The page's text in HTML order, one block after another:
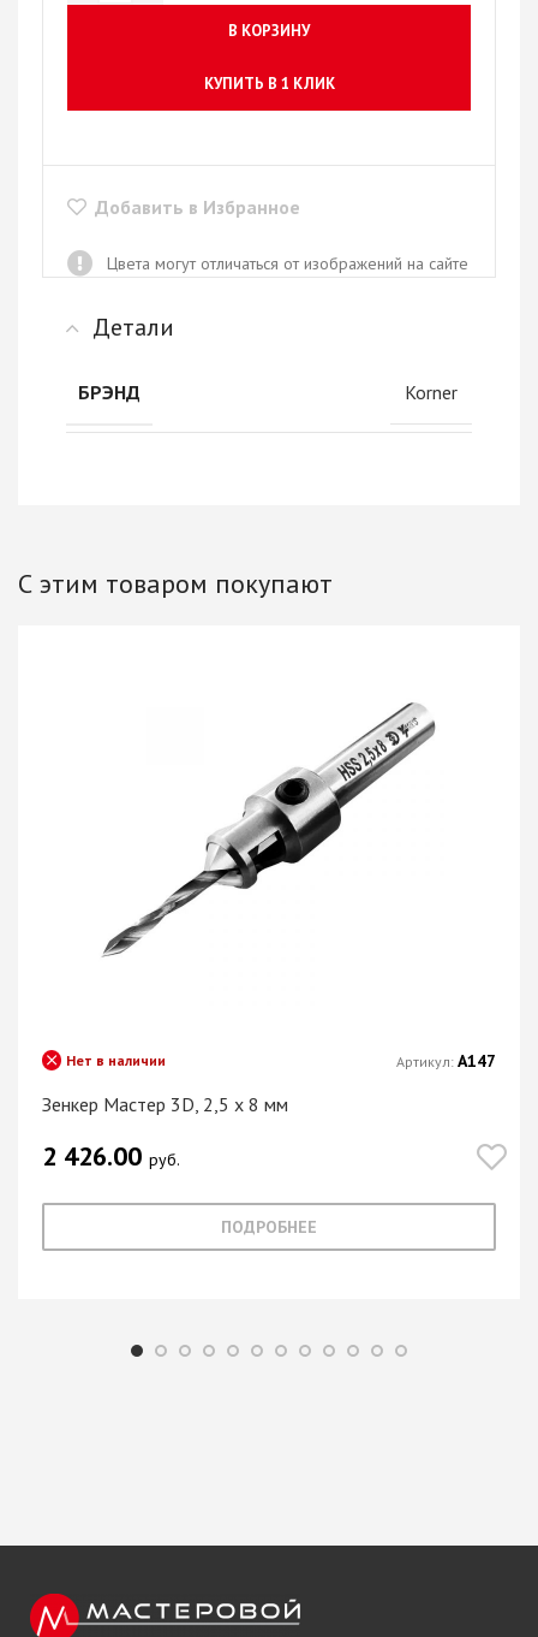
В КОРЗИНУ
КУПИТЬ В 1 КЛИК
Добавить в Избранное
Цвета могут отличаться от изображений на сайте
Детали
БРЭНД Korner
С этим товаром покупают
Зенкер Мастер 3D, 2,5 х 8 мм
Нет в наличии
2 426.00 руб.
ПОДРОБНЕЕ
Артикул: А147